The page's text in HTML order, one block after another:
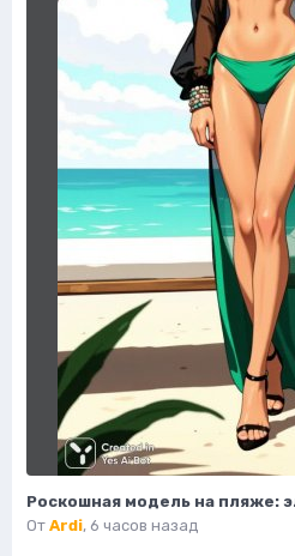
От Ardi, 6 часов назад